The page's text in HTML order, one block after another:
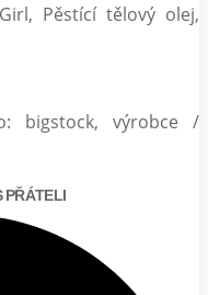
Pěstící tělový olej,
bigstock, výrobce /
PŘÁTELI